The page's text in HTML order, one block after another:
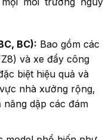
BC): Bao gồm các
và xe đẩy công
biệt hiệu quả và
nhà xưởng rộng,
dập các đám